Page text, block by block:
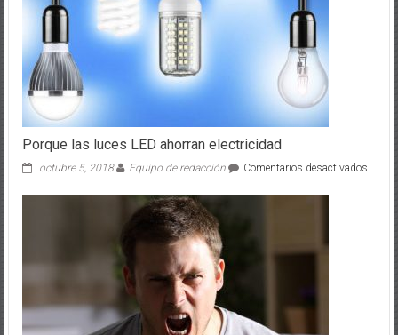
Porque las luces LED ahorran electricidad
octubre 5, 2018 Equipo de redacción Comentarios desactivadosen